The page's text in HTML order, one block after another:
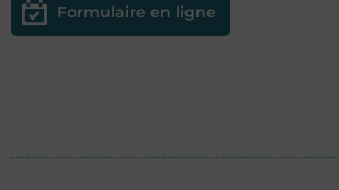
Formulaire en ligne